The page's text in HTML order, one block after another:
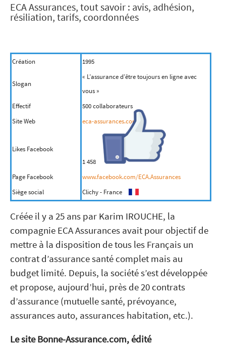
ECA Assurances, tout savoir : avis, adhésion,
résiliation, tarifs, coordonnées
Création 1995
Slogan
« L’assurance d’être toujours en ligne avec
vous »
Effectif
500 collaborateurs
Site Web
eca-assurances.com
Likes Facebook
1 458
Page Facebook
www.facebook.com/ECA.Assurances
Siège social
Clichy - France
Créée il y a 25 ans par Karim IROUCHE, la
compagnie ECA Assurances avait pour objectif de
mettre à la disposition de tous les Français un
contrat d’assurance santé complet mais au
budget limité. Depuis, la société s’est développée
et propose, aujourd’hui, près de 20 contrats
d’assurance (mutuelle santé, prévoyance,
assurances auto, assurances habitation, etc.).
Le site Bonne-Assurance.com, édité